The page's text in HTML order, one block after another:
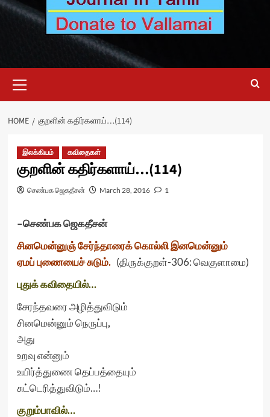
Menu
HOME குறளின் கதிர்களாய்…(114)
இலக்கியம் கவிதைகள்
குறளின் கதிர்களாய்…(114)
செண்பக ஜெகதீசன் March 28, 2016 1
–செண்பகஜெகதீசன்
சினமென்னுஞ் சேர்ந்தாரைக் கொல்லி இனமென்னும்
ஏமப் புணையைச் சுடும். (திருக்குறள்-306: வெகுளாமை)
புதுக் கவிதையில்…
சேரந்தவரை அழித்துவிடும்
சினமென்னும் நெருப்பு,
அது
உறவு என்னும்
உயிர்த்துணை தெப்பத்தையும்
சுட்டெரித்துவிடும்…!
குறும்பாவில்…